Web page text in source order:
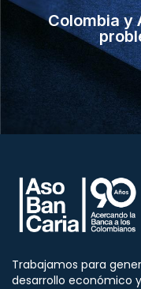
Colombia y
Trabajamos para
desarrollo económico